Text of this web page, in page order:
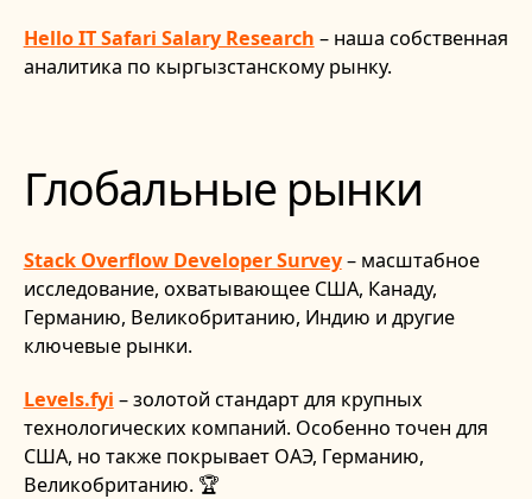
Hello IT Safari Salary Research – наша собственная
аналитика по кыргызстанскому рынку.
Глобальные рынки
Stack Overflow Developer Survey– масштабное
исследование, охватывающее США, Канаду,
Германию, Великобританию, Индию и другие
ключевые рынки.
Levels.fyi – золотой стандарт для крупных
технологических компаний. Особенно точен для
США, но также покрывает ОАЭ, Германию,
Великобританию. 🏆